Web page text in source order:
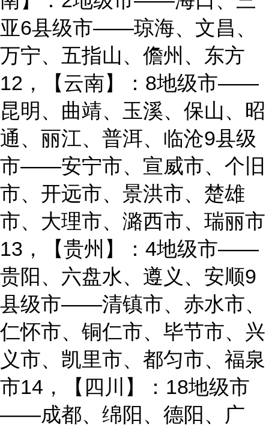
亚6县级市——琼海、文昌、
万宁、五指山、儋州、东方
12，【云南】：8地级市——
昆明、曲靖、玉溪、保山、昭
通、丽江、普洱、临沧9县级
市——安宁市、宣威市、个旧
市、开远市、景洪市、楚雄
市、大理市、潞西市、瑞丽市
13，【贵州】：4地级市——
贵阳、六盘水、遵义、安顺9
县级市——清镇市、赤水市、
仁怀市、铜仁市、毕节市、兴
义市、凯里市、都匀市、福泉
市14，【四川】：18地级市
——成都、绵阳、德阳、广